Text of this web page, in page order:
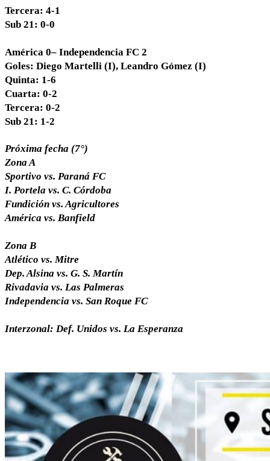
Tercera: 4-1
Sub 21: 0-0
América 0– Independencia FC 2
Goles: Diego Martelli (I), Leandro Gómez (I)
Quinta: 1-6
Cuarta: 0-2
Tercera: 0-2
Sub 21: 1-2
Próxima fecha (7°)
Zona A
Sportivo vs. Paraná FC
I. Portela vs. C. Córdoba
Fundición vs. Agricultores
América vs. Banfield
Zona B
Atlético vs. Mitre
Dep. Alsina vs. G. S. Martín
Rivadavia vs. Las Palmeras
Independencia vs. San Roque FC
Interzonal: Def. Unidos vs. La Esperanza